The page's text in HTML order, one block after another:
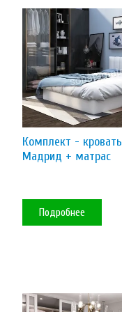
Комплект - кровать
Мадрид + матрас
Подробнее